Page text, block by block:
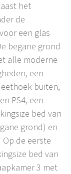
het
de
een glas
begane grond
alle moderne
een
buiten,
PS4, een
bed van
grond) en
de eerste
bed van
3 met